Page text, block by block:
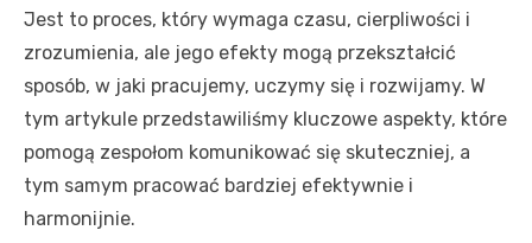
Jest to proces, który wymaga czasu, cierpliwości i
zrozumienia, ale jego efekty mogą przekształcić
sposób, w jaki pracujemy, uczymy się i rozwijamy. W
tym artykule przedstawiliśmy kluczowe aspekty, które
pomogą zespołom komunikować się skuteczniej, a
tym samym pracować bardziej efektywnie i
harmonijnie.